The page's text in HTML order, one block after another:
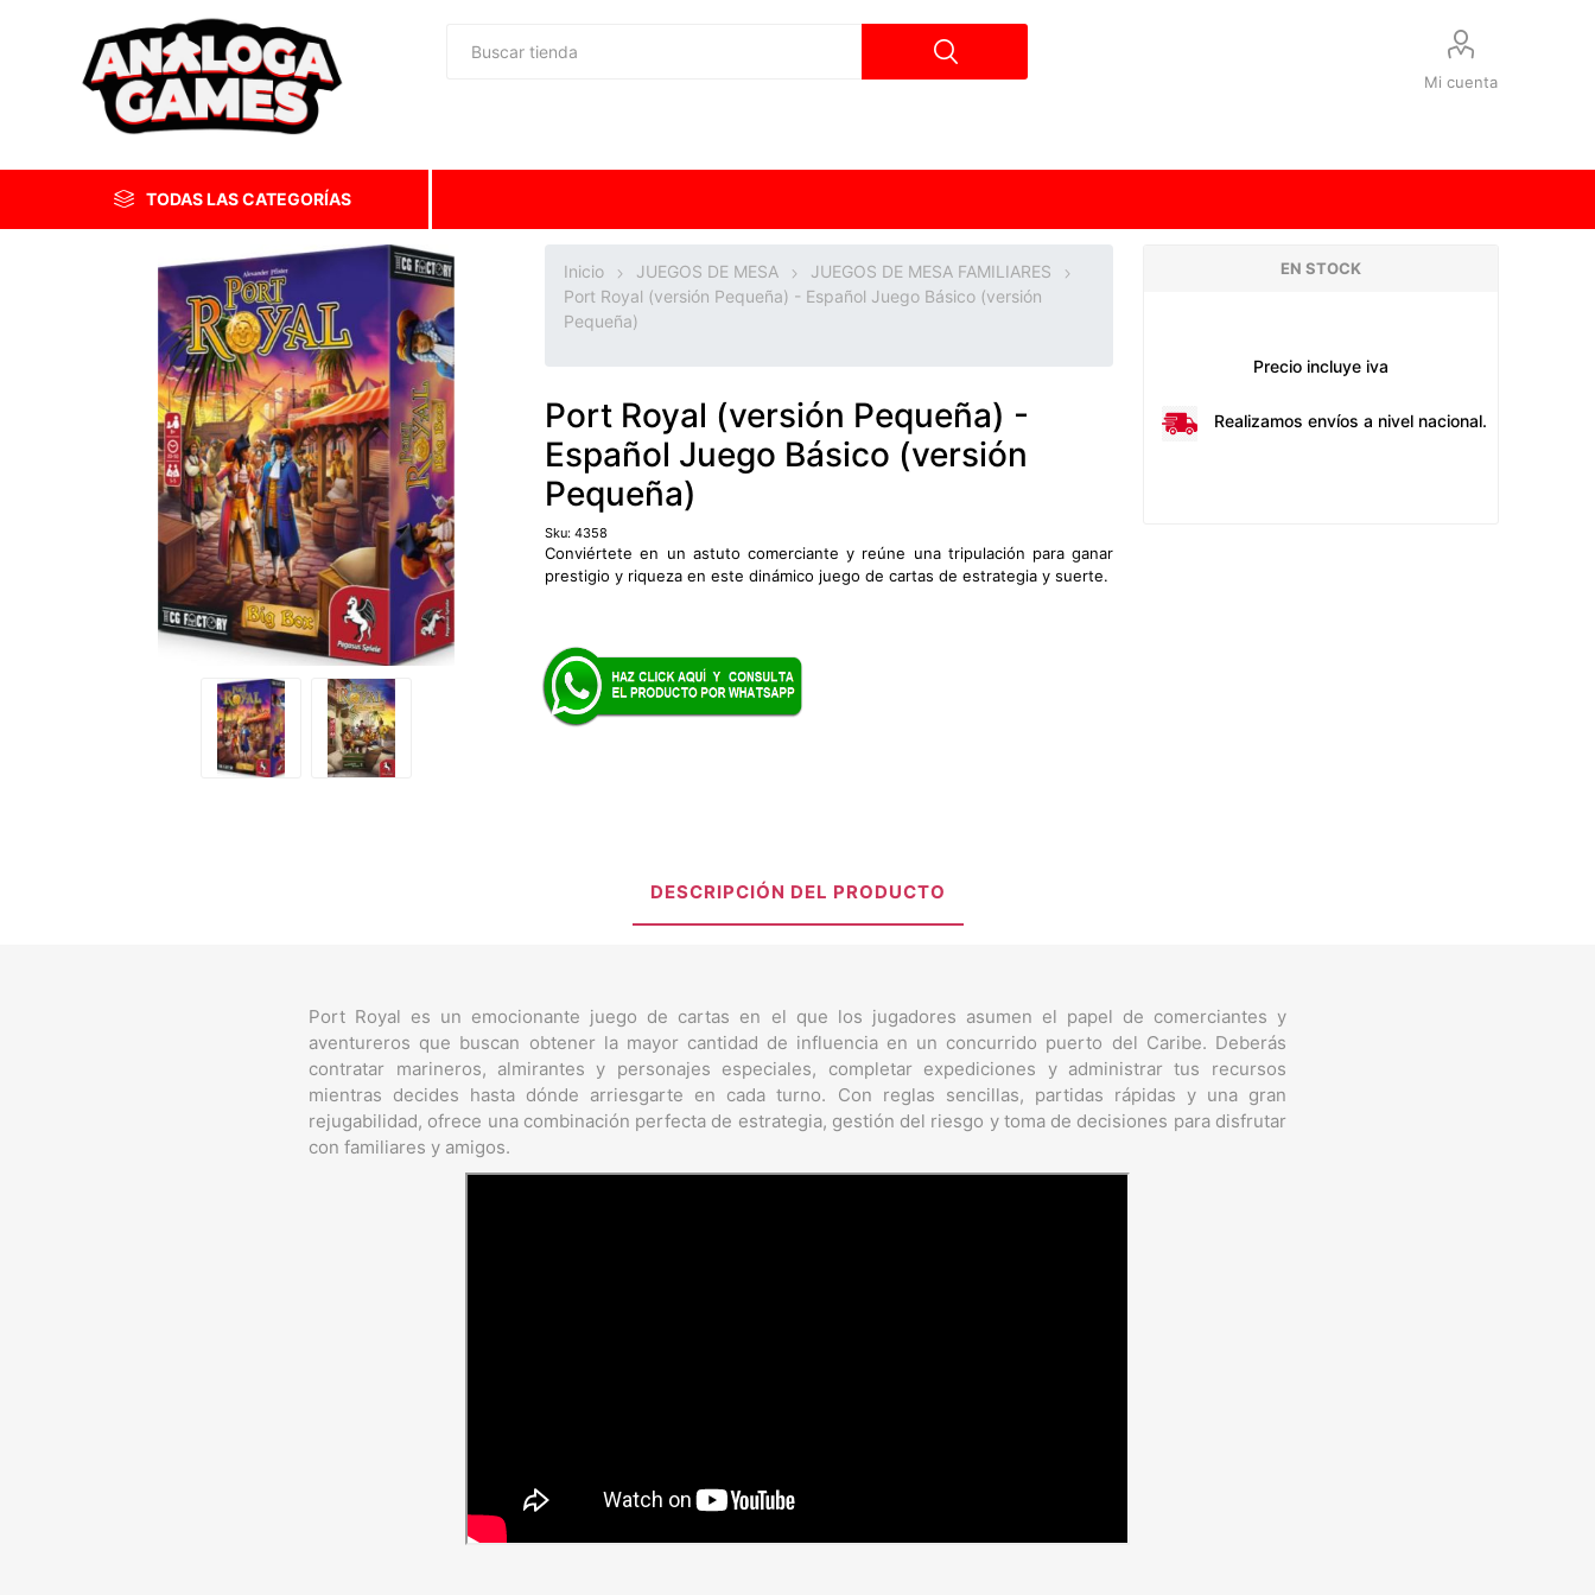
Mi cuenta
TODAS LAS CATEGORÍAS
Inicio JUEGOS DE MESA
JUEGOS DE MESA FAMILIARES
Port Royal (versión Pequeña) - Español Juego Básico (versión
Pequeña)
Port Royal (versión Pequeña) -
Español Juego Básico (versión
Pequeña)
Sku: 4358
Conviértete en un astuto comerciante y reúne una tripulación para ganar
prestigio y riqueza en este dinámico juego de cartas de estrategia y suerte.
EN STOCK
Precio incluye iva
Realizamos envíos a nivel nacional.
DESCRIPCIÓN DEL PRODUCTO
Port Royal es un emocionante juego de cartas en el que los jugadores asumen el papel de comerciantes y
aventureros que buscan obtener la mayor cantidad de influencia en un concurrido puerto del Caribe. Deberás
contratar marineros, almirantes y personajes especiales, completar expediciones y administrar tus recursos
mientras decides hasta dónde arriesgarte en cada turno. Con reglas sencillas, partidas rápidas y una gran
rejugabilidad, ofrece una combinación perfecta de estrategia, gestión del riesgo y toma de decisiones para disfrutar
con familiares y amigos.